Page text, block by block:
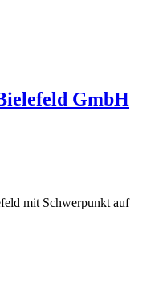
GmbH
mit Schwerpunkt auf